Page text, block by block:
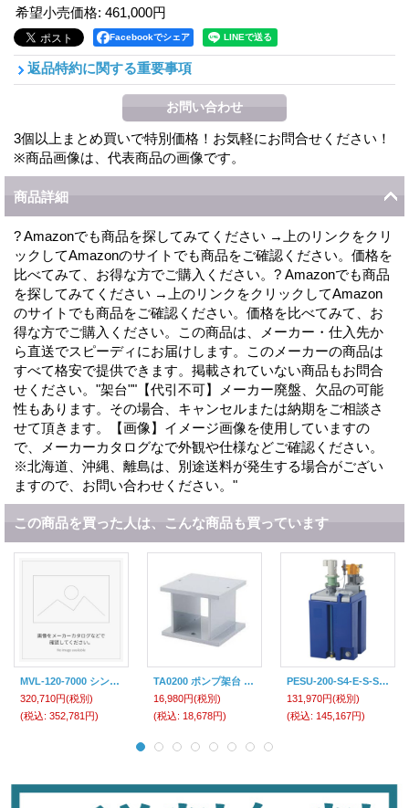
希望小売価格: 461,000円
Facebookでシェア
返品特約に関する重要事項
3個以上まとめ買いで特別価格！お気軽にお問合せください！
※商品画像は、代表商品の画像です。
商品詳細
? Amazonでも商品を探してみてください →上のリンクをクリ
ックしてAmazonのサイトでも商品をご確認ください。価格を
比べてみて、お得な方でご購入ください。? Amazonでも商品
を探してみてください →上のリンクをクリックしてAmazon
のサイトでも商品をご確認ください。価格を比べてみて、お
得な方でご購入ください。この商品は、メーカー・仕入先か
ら直送でスピーディにお届けします。このメーカーの商品は
すべて格安で提供できます。掲載されていない商品もお問合
せください。"架台""【代引不可】メーカー廃盤、欠品の可能
性もあります。その場合、キャンセルまたは納期をご相談さ
せて頂きます。【画像】イメージ画像を使用していますの
で、メーカーカタログなで外観や仕様などご確認ください。
※北海道、沖縄、離島は、別途送料が発生する場合がござい
ますので、お問い合わせください。"
この商品を買った人は、こんな商品も買っています
MVL-120-7000 シンドウシキレベルスイッチ ＭＶＬ－１２０－７０００ （Ｌ＝７０００ ケーブルツリサゲガタ） マツシマメジャテック
320,710円(税別)
(税込: 352,781円)
TA0200 ポンプ架台 タクミナ
16,980円(税別)
(税込: 18,678円)
PESU-200-S4-E-S-S ポンプ架台・撹拌機架台付タンク タクミナ【送料無料】【激安】【セール】
131,970円(税別)
(税込: 145,167円)